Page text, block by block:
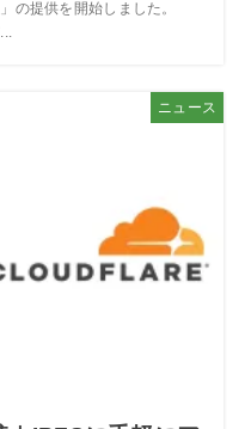
の提供を開始しました。
ニュース